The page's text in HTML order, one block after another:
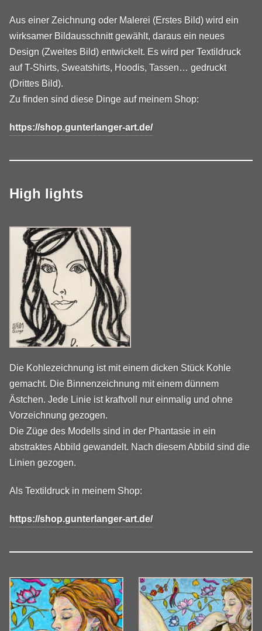
Aus einer Zeichnung oder Malerei (Erstes Bild) wird ein
wirksamer Bildausschnitt gewählt, daraus ein neues
Design (Zweites Bild) entwickelt. Es wird per Textildruck
auf T-Shirts, Sweatshirts, Hoodis, Tassen… gedruckt
(Drittes Bild).
Zu finden sind diese Dinge auf meinem Shop:
https://shop.gunterlanger-art.de/
High lights
Die Kohlezeichnung ist mit einem dicken Stück Kohle
gemacht. Die Binnenzeichnung mit einem dünnem
Ästchen. Jede Linie ist kraftvoll nur einmalig und ohne
Vorzeichnung gezogen.
Die Züge des Modells sind in der Phantasie in ein
abstraktes Abbild gewandelt. Nach diesem Abbild sind die
Linien gezogen.
Als Textildruck in meinem Shop:
https://shop.gunterlanger-art.de/